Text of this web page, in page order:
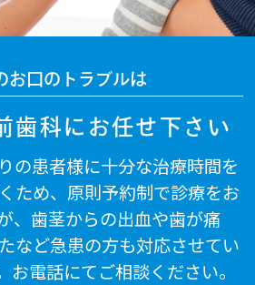
お口のトラブルは
歯科にお任せ下さい
の患者様に十分な治療時間を
ため、原則予約制で診療をお
、歯茎からの出血や歯が痛
など急患の方も対応させてい
お電話にてご相談ください。